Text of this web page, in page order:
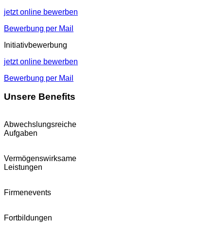
jetzt online bewerben
Bewerbung per Mail
Initiativbewerbung
jetzt online bewerben
Bewerbung per Mail
Unsere Benefits
Abwechslungsreiche
Aufgaben
Vermögenswirksame
Leistungen
Firmenevents
Fortbildungen